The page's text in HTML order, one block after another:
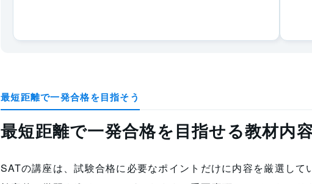
最短距離で一発合格を目指そう
最短距離で一発合格を目指せる教材内
SATの講座は、試験合格に必要なポイントだけに内容を厳選して